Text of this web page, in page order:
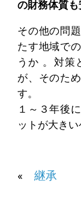
の財務体質
その他の問
たす地域で
うか 。対策
が、そのた
す。
１～３年後
ットが大きい
«継承